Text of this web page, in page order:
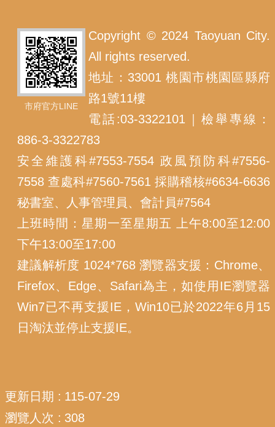
市府官方LINE
Copyright © 2024 Taoyuan City.
All rights reserved.
地址：33001 桃園市桃園區縣府
路1號11樓
電話:03-3322101｜檢舉專線：
886-3-3322783
安全維護科#7553-7554 政風預防科#7556-
7558 查處科#7560-7561 採購稽核#6634-6636
秘書室、人事管理員、會計員#7564
上班時間：星期一至星期五 上午8:00至12:00
下午13:00至17:00
建議解析度 1024*768 瀏覽器支援：Chrome、
Firefox、Edge、Safari為主，如使用IE瀏覽器
Win7已不再支援IE，Win10已於2022年6月15
日淘汰並停止支援IE。
更新日期
115-07-29
瀏覽人次
308